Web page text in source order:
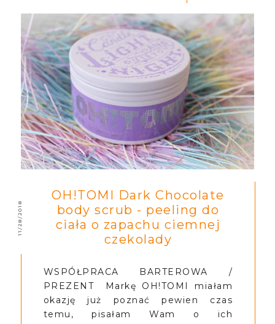
11/28/2018
OH!TOMI Dark Chocolate
body scrub - peeling do
ciała o zapachu ciemnej
czekolady
WSPÓŁPRACA BARTEROWA /
PREZENT Markę OH!TOMI miałam
okazję już poznać pewien czas
temu, pisałam Wam o ich